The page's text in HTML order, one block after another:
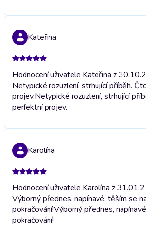
Kateřina
Hodnocení uživatele Kateřina z
Netypické rozuzlení, strhující příběh.
projev.Netypické rozuzlení, strhující
perfektní projev.
Karolína
Hodnocení uživatele Karolína z
Výborný přednes, napínavé, těším se
pokračování!Výborný přednes,
pokračování!